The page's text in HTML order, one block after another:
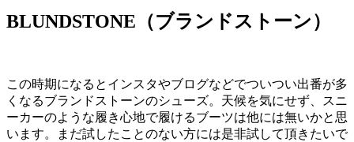
BLUNDSTONE（ブランドストーン）
この時期になるとインスタやブログなどでついつい出番が多
くなるブランドストーンのシューズ。天候を気にせず、スニ
ーカーのような履き心地で履けるブーツは他には無いかと思
います。まだ試したことのない方には是非試して頂きたいで